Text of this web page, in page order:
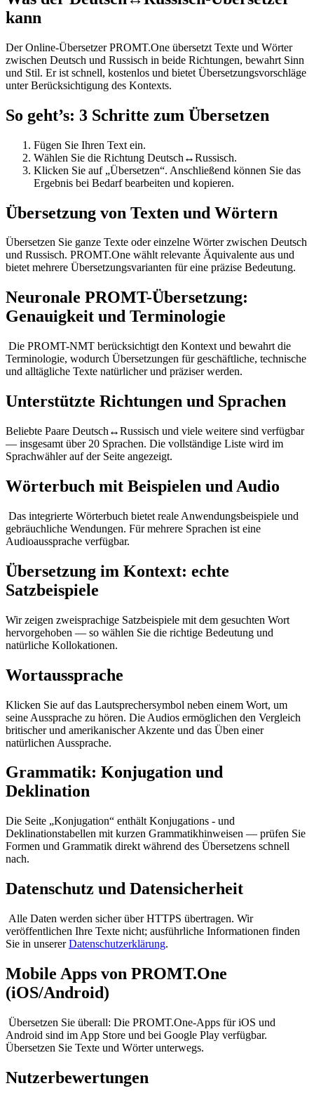
kann
Der Online-Übersetzer PROMT.One übersetzt Texte und Wörter
zwischen Deutsch und Russisch in beide Richtungen, bewahrt Sinn
und Stil. Er ist schnell, kostenlos und bietet Übersetzungsvorschläge
unter Berücksichtigung des Kontexts.
So geht’s: 3 Schritte zum Übersetzen
Fügen Sie Ihren Text ein.
Wählen Sie die Richtung Deutsch↔Russisch.
Klicken Sie auf „Übersetzen“. Anschließend können Sie das
Ergebnis bei Bedarf bearbeiten und kopieren.
Übersetzung von Texten und Wörtern
Übersetzen Sie ganze Texte oder einzelne Wörter zwischen Deutsch
und Russisch. PROMT.One wählt relevante Äquivalente aus und
bietet mehrere Übersetzungsvarianten für eine präzise Bedeutung.
Neuronale PROMT-Übersetzung:
Genauigkeit und Terminologie
Die PROMT-NMT berücksichtigt den Kontext und bewahrt die
Terminologie, wodurch Übersetzungen für geschäftliche, technische
und alltägliche Texte natürlicher und präziser werden.
Unterstützte Richtungen und Sprachen
Beliebte Paare Deutsch↔Russisch und viele weitere sind verfügbar
— insgesamt über 20 Sprachen. Die vollständige Liste wird im
Sprachwähler auf der Seite angezeigt.
Wörterbuch mit Beispielen und Audio
Das integrierte Wörterbuch bietet reale Anwendungsbeispiele und
gebräuchliche Wendungen. Für mehrere Sprachen ist eine
Audioaussprache verfügbar.
Übersetzung im Kontext: echte
Satzbeispiele
Wir zeigen zweisprachige Satzbeispiele mit dem gesuchten Wort
hervorgehoben — so wählen Sie die richtige Bedeutung und
natürliche Kollokationen.
Wortaussprache
Klicken Sie auf das Lautsprechersymbol neben einem Wort, um
seine Aussprache zu hören. Die Audios ermöglichen den Vergleich
britischer und amerikanischer Akzente und das Üben einer
natürlichen Aussprache.
Grammatik: Konjugation und
Deklination
Die Seite „Konjugation“ enthält Konjugations - und
Deklinationstabellen mit kurzen Grammatikhinweisen — prüfen Sie
Formen und Grammatik direkt während des Übersetzens schnell
nach.
Datenschutz und Datensicherheit
Alle Daten werden sicher über HTTPS übertragen. Wir
veröffentlichen Ihre Texte nicht; ausführliche Informationen finden
Sie in unsererDatenschutzerklärung.
Mobile Apps von PROMT.One
(iOS/Android)
Übersetzen Sie überall: Die PROMT.One-Apps für iOS und
Android sind im App Store und bei Google Play verfügbar.
Übersetzen Sie Texte und Wörter unterwegs.
Nutzerbewertungen